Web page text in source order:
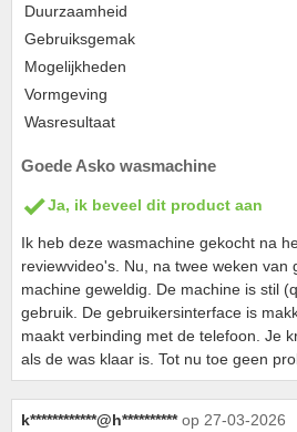
Duurzaamheid
Gebruiksgemak
Mogelijkheden
Vormgeving
Wasresultaat
Goede Asko wasmachine
Ja, ik beveel dit product aan
Ik heb deze wasmachine gekocht na
reviewvideo's. Nu, na twee weken van
machine geweldig. De machine is stil
gebruik. De gebruikersinterface is
maakt verbinding met de telefoon. Je
als de was klaar is. Tot nu toe geen
k************@h********** op 27-03-2026